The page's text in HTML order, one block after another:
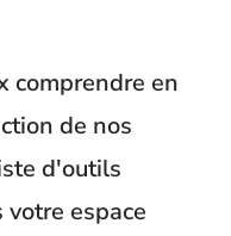
comprendre en
de nos
d'outils
espace